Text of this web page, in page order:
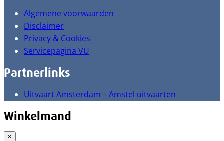
Algemene voorwaarden
Disclaimer
Privacy & Cookies
Servicepagina VU
Partnerlinks
Uitvaart Amsterdam – Amstel uitvaarten
Winkelmand
×